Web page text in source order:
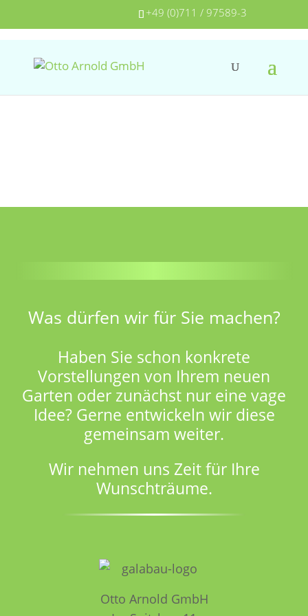
+49 (0)711 / 97589-3
Was dürfen wir für Sie machen?
Haben Sie schon konkrete
Vorstellungen von Ihrem neuen
Garten oder zunächst nur eine vage
Idee? Gerne entwickeln wir diese
gemeinsam weiter.
Wir nehmen uns Zeit für Ihre
Wunschträume.
Otto Arnold GmbH